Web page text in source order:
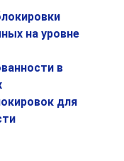
на уровне
в
для